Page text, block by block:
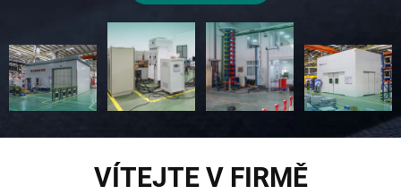
VÍTEJTE V FIRMĚ